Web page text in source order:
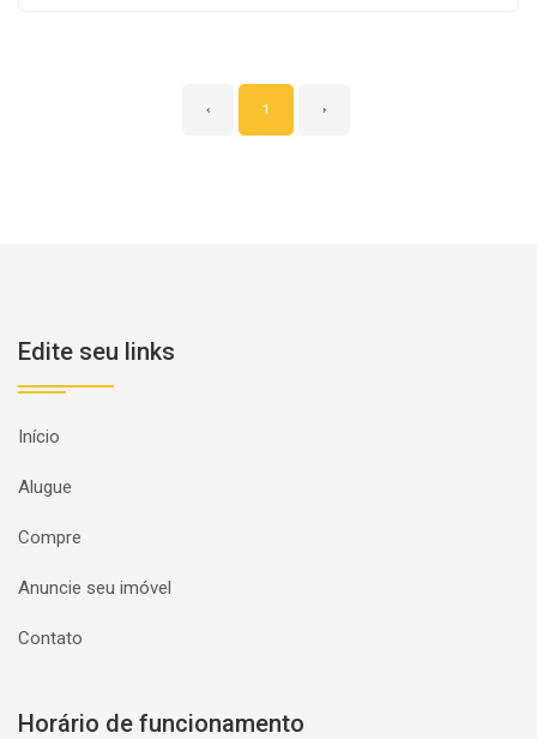
‹ 1 ›
Edite seu links
Início
Alugue
Compre
Anuncie seu imóvel
Contato
Horário de funcionamento